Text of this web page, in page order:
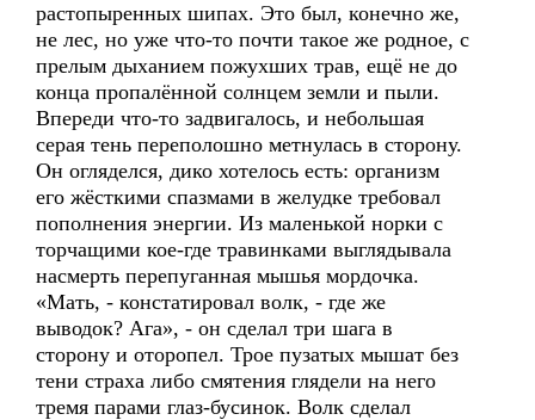
растопыренных шипах. Это был, конечно же,
не лес, но уже что-то почти такое же родное, с
прелым дыханием пожухших трав, ещё не до
конца пропалённой солнцем земли и пыли.
Впереди что-то задвигалось, и небольшая
серая тень переполошно метнулась в сторону.
Он огляделся, дико хотелось есть: организм
его жёсткими спазмами в желудке требовал
пополнения энергии. Из маленькой норки с
торчащими кое-где травинками выглядывала
насмерть перепуганная мышья мордочка.
«Мать, - констатировал волк, - где же
выводок? Ага», - он сделал три шага в
сторону и оторопел. Трое пузатых мышат без
тени страха либо смятения глядели на него
тремя парами глаз-бусинок. Волк сделал